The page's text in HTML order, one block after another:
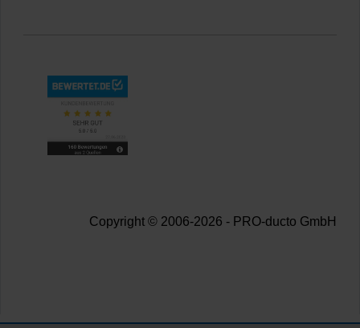
Copyright © 2006-2026 - PRO-ducto GmbH